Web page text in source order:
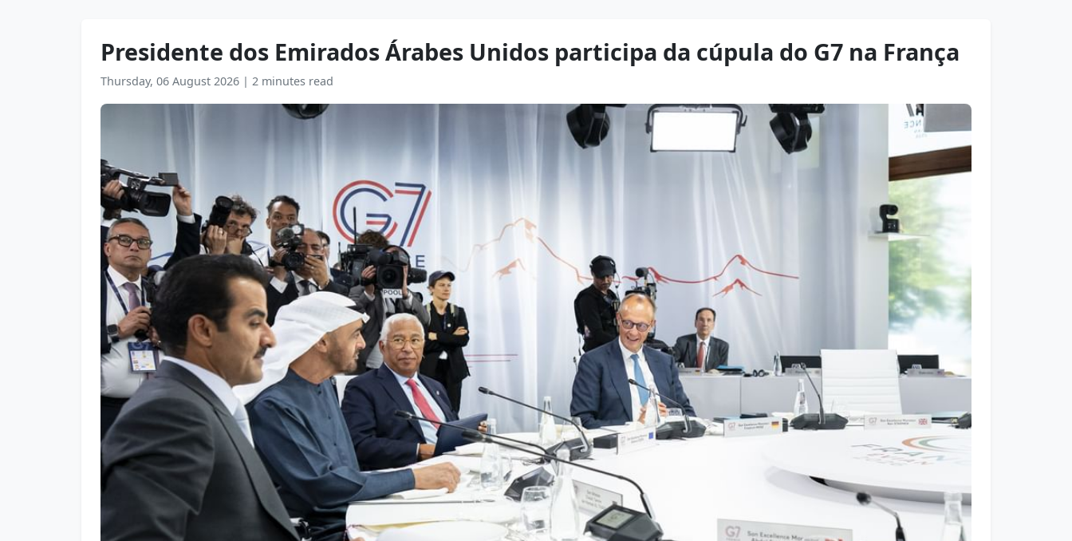
Presidente dos Emirados Árabes Unidos participa da cúpula do G7 na França
Thursday, 06 August 2026 | 2 minutes read